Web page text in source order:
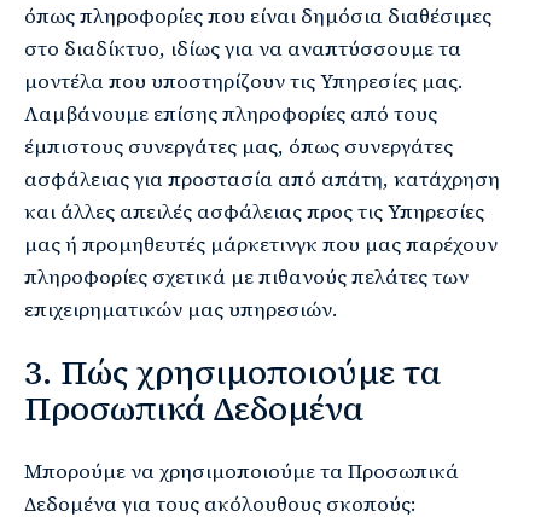
όπως πληροφορίες που είναι δημόσια διαθέσιμες
στο διαδίκτυο, ιδίως για να αναπτύσσουμε τα
μοντέλα που υποστηρίζουν τις Υπηρεσίες μας.
Λαμβάνουμε επίσης πληροφορίες από τους
έμπιστους συνεργάτες μας, όπως συνεργάτες
ασφάλειας για προστασία από απάτη, κατάχρηση
και άλλες απειλές ασφάλειας προς τις Υπηρεσίες
μας ή προμηθευτές μάρκετινγκ που μας παρέχουν
πληροφορίες σχετικά με πιθανούς πελάτες των
επιχειρηματικών μας υπηρεσιών.
3. Πώς χρησιμοποιούμε τα
Προσωπικά Δεδομένα
Μπορούμε να χρησιμοποιούμε τα Προσωπικά
Δεδομένα για τους ακόλουθους σκοπούς: